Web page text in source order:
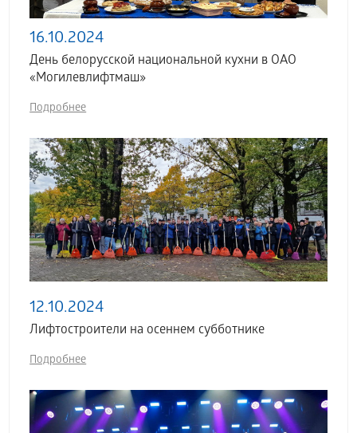
16.10.2024
День белорусской национальной кухни в ОАО
«Могилевлифтмаш»
Подробнее
12.10.2024
Лифтостроители на осеннем субботнике
Подробнее